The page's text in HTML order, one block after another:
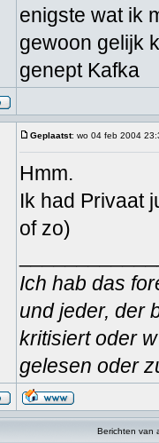
enigste wat ik
gewoon gelijk
genept Kafka
Geplaatst: wo 04 feb 2004
Hmm.
Ik had Privaat
of zo)
Ich hab das
und jeder, der
kritisiert oder
gelesen oder
Berichten van